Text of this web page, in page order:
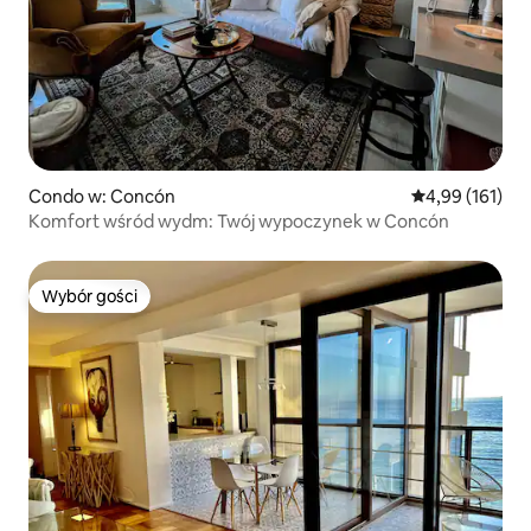
Condo w: Concón Średnia
4,99 (161)
Komfort wśród wydm: Twój wypoczynek w Concón
Wybór gości
Wybór gości